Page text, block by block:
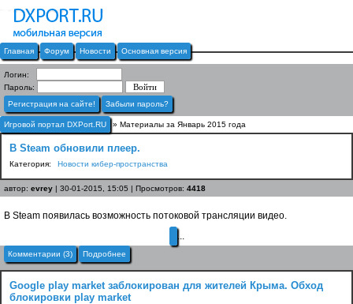
Главная Форум Новости Основная версия
Логин:
Пароль:
Регистрация на сайте!
Забыли пароль?
Игровой портал DXPort.RU » Материалы за Январь 2015 года
В Steam обновили плеер.
Категория: Новости кибер-пространства
автор: evrey | 30-01-2015, 15:05 | Просмотров: 4418
В Steam появилась возможность потоковой трансляции видео.
...
Комментарии (3) Подробнее
Google play market заблокирован для жителей Крыма. Обход
блокировки play market